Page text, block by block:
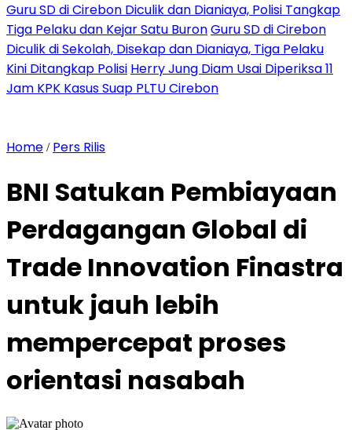
Guru SD di Cirebon Diculik dan Dianiaya, Polisi Tangkap
Tiga Pelaku dan Kejar Satu BuronGuru SD di Cirebon
Diculik di Sekolah, Disekap dan Dianiaya, Tiga Pelaku
Kini Ditangkap Polisi Herry Jung Diam Usai Diperiksa 11
Jam KPK Kasus Suap PLTU Cirebon
Home / Pers Rilis
BNI Satukan Pembiayaan
Perdagangan Global di
Trade Innovation Finastra
untuk jauh lebih
mempercepat proses
orientasi nasabah